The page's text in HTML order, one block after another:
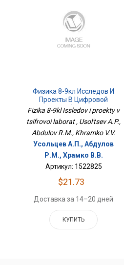
Физика 8-9кл Исследов И
Проекты В Цифровой
Лаборат
Fizika 8-9kl Issledov i proekty v
tsifrovoi laborat , Usol'tsev A.P.,
Abdulov R.M., Khramko V.V.
Усольцев А.П., Абдулов
Р.М., Храмко В.В.
Артикул: 1522825
$21.73
Доставка за 14–20 дней
КУПИТЬ